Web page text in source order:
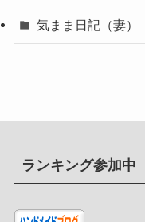
気まま日記（妻）
ランキング参加中